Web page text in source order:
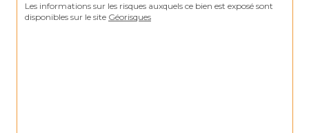
Les informations sur les risques auxquels ce bien est exposé sont
disponibles sur le site Géorisques